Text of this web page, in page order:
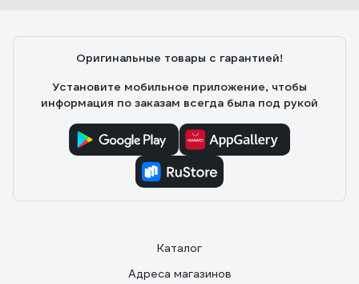
Оригинальные товары с гарантией!
Установите мобильное приложение, чтобы
информация по заказам всегда была под рукой
Каталог
Адреса магазинов